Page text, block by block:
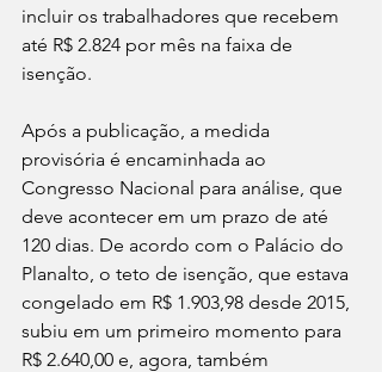
incluir os trabalhadores que recebem
até R$ 2.824 por mês na faixa de
isenção.
Após a publicação, a medida
provisória é encaminhada ao
Congresso Nacional para análise, que
deve acontecer em um prazo de até
120 dias. De acordo com o Palácio do
Planalto, o teto de isenção, que estava
congelado em R$ 1.903,98 desde 2015,
subiu em um primeiro momento para
R$ 2.640,00 e, agora, também